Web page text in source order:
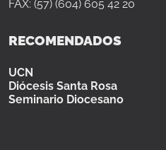
FAX: (57) (604) 605 42 20
RECOMENDADOS
UCN
Diócesis Santa Rosa
Seminario Diocesano